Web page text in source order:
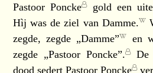
Pastoor Poncke gold een
Hìj was de ziel van Damme.
zegde, zegde „Damme” en
zegde „Pastoor Poncke”. De
dood sedertPastoor Poncke